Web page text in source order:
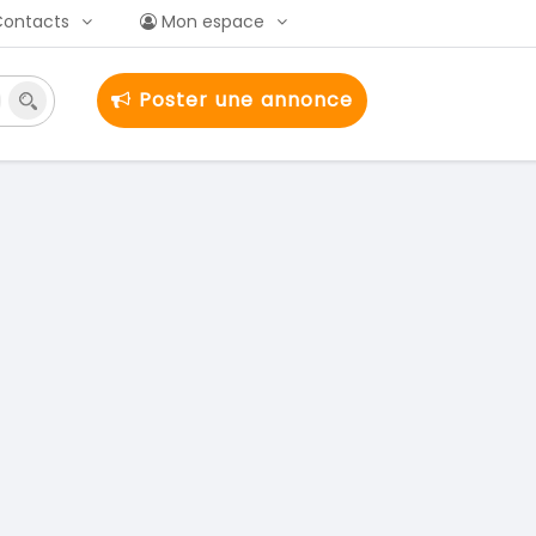
Mon espace
Poster une annonce